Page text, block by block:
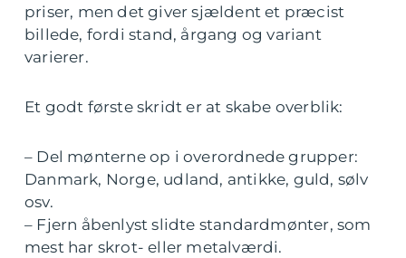
priser, men det giver sjældent et præcist
billede, fordi stand, årgang og variant
varierer.
Et godt første skridt er at skabe overblik:
– Del mønterne op i overordnede grupper:
Danmark, Norge, udland, antikke, guld, sølv
osv.
– Fjern åbenlyst slidte standardmønter, som
mest har skrot- eller metalværdi.